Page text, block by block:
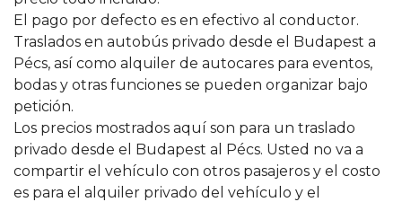
El pago por defecto es en efectivo al conductor.
Traslados en autobús privado desde el Budapest a
Pécs, así como alquiler de autocares para eventos,
bodas y otras funciones se pueden organizar bajo
petición.
Los precios mostrados aquí son para un traslado
privado desde el Budapest al Pécs. Usted no va a
compartir el vehículo con otros pasajeros y el costo
es para el alquiler privado del vehículo y el